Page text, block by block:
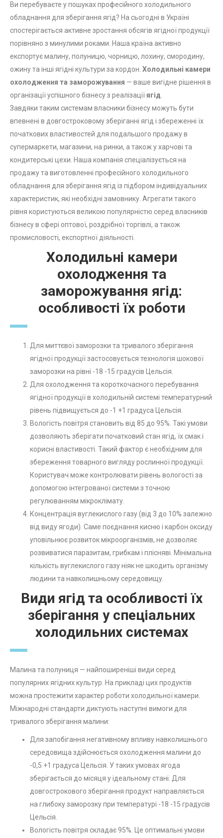
Ви перебуваєте у пошуках професійного холодильного
обладнання для зберігання ягід? На сьогодні в Україні
спостерігається активне зростання обсягів ягідної продукції
порівняно з минулими роками. Наша країна активно
експортує малину, полуницю, чорницю, лохину, смородину,
ожину та інші ягідні культури за кордон. Холодильні камери
охолодження та заморожування — ваше вигідне рішення в
організації успішного бізнесу з реалізаціїягід.
Завдяки таким системам власники бізнесу можуть бути
впевнені в довгостроковому зберіганні ягід і збереженні їх
початкових властивостей для подальшого продажу в
супермаркети, магазини, на ринки, а також у харчові та
кондитерські цехи. Наша компанія спеціалізується на
продажу та виготовленні професійного холодильного
обладнання для зберігання ягід із підбором індивідуальних
характеристик, які необхідні замовнику. Агрегати такого
рівня користуються великою популярністю серед власників
бізнесу в сфері оптової, роздрібної торгівлі, а також
промисловості, експортної діяльності.
Холодильні камери
охолодження та
заморожування ягід:
особливості їх роботи
Для миттєвої заморозки та тривалого зберігання
ягідної продукції застосовується технологія шокової
заморозки на рівні -18 -15 градусів Цельсія.
Для охолодження та короткочасного перебування
ягідної продукції в холодильній системі температурний
рівень підвищується до -1 +1 градуса Цельсія.
Вологість повітря становить від 85 до 95%. Такі умови
дозволяють зберігати початковий стан ягід, їх смак і
корисні властивості. Такий фактор є необхідним для
збереження товарного вигляду рослинної продукції.
Користувач може контролювати рівень вологості за
допомогою інтегрованої системи з точною
регулюванням мікроклімату.
Концентрація вуглекислого газу (від 3 до 10% залежно
від виду ягоди). Саме поєднання кисню і карбон оксиду
уповільнює розвиток мікроорганізмів, не дозволяє
розвиватися паразитам, грибкам і плісняві. Мінімальна
кількість вуглекислого газу ніяк не шкодить організму
людини та навколишньому середовищу.
Види ягід та особливості їх
зберігання у спеціальних
холодильних системах
Малина та полуниця — найпоширеніші види серед
популярних ягідних культур. На прикладі цих продуктів
можна простежити характер роботи холодильної камери.
Міжнародні стандарти диктують наступні вимоги для
тривалого зберігання малини:
Для запобігання негативному впливу навколишнього
середовища здійснюється охолодження малини до
-0,5 +1 градуса Цельсія. У таких умовах ягода
зберігається до місяця у ідеальному стані. Для
довгострокового зберігання продукт направляється
на глибоку заморозку при температурі -18 -15 градусів
Цельсія.
Вологість повітря складає 95%. Це оптимальні умови